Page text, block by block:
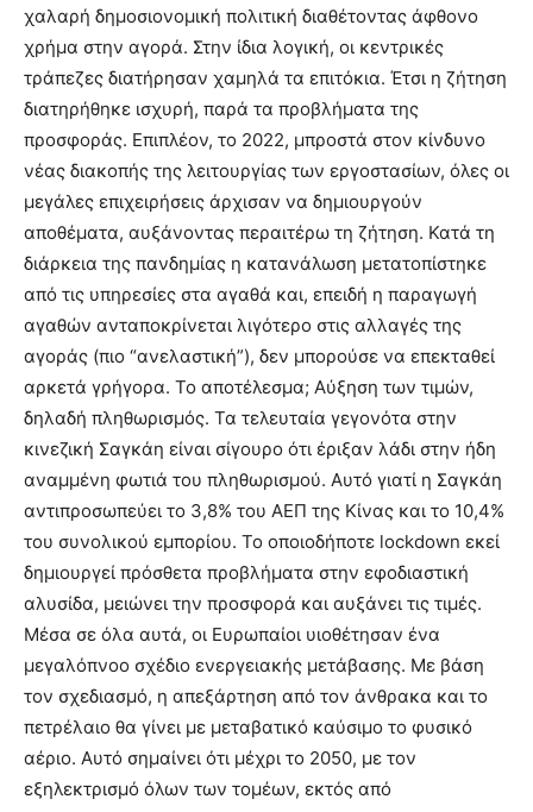
χαλαρή δημοσιονομική πολιτική διαθέτοντας άφθονο
χρήμα στην αγορά. Στην ίδια λογική, οι κεντρικές
τράπεζες διατήρησαν χαμηλά τα επιτόκια. Έτσι η ζήτηση
διατηρήθηκε ισχυρή, παρά τα προβλήματα της
προσφοράς. Επιπλέον, το 2022, μπροστά στον κίνδυνο
νέας διακοπής της λειτουργίας των εργοστασίων, όλες οι
μεγάλες επιχειρήσεις άρχισαν να δημιουργούν
αποθέματα, αυξάνοντας περαιτέρω τη ζήτηση. Κατά τη
διάρκεια της πανδημίας η κατανάλωση μετατοπίστηκε
από τις υπηρεσίες στα αγαθά και, επειδή η παραγωγή
αγαθών ανταποκρίνεται λιγότερο στις αλλαγές της
αγοράς (πιο “ανελαστική”), δεν μπορούσε να επεκταθεί
αρκετά γρήγορα. Το αποτέλεσμα; Αύξηση των τιμών,
δηλαδή πληθωρισμός. Τα τελευταία γεγονότα στην
κινεζική Σαγκάη είναι σίγουρο ότι έριξαν λάδι στην ήδη
αναμμένη φωτιά του πληθωρισμού. Αυτό γιατί η Σαγκάη
αντιπροσωπεύει το 3,8% του ΑΕΠ της Κίνας και το 10,4%
του συνολικού εμπορίου. Το οποιοδήποτε lockdown εκεί
δημιουργεί πρόσθετα προβλήματα στην εφοδιαστική
αλυσίδα, μειώνει την προσφορά και αυξάνει τις τιμές.
Μέσα σε όλα αυτά, οι Ευρωπαίοι υιοθέτησαν ένα
μεγαλόπνοο σχέδιο ενεργειακής μετάβασης. Με βάση
τον σχεδιασμό, η απεξάρτηση από τον άνθρακα και το
πετρέλαιο θα γίνει με μεταβατικό καύσιμο το φυσικό
αέριο. Αυτό σημαίνει ότι μέχρι το 2050, με τον
εξηλεκτρισμό όλων των τομέων, εκτός από